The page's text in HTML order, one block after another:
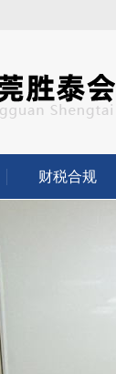
财税合规